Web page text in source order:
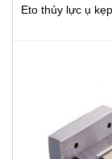
Eto thủy lực ụ